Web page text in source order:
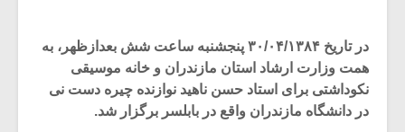
در تاریخ ۳۰/۰۴/۱۳۸۴ پنجشنبه ساعت شش بعدازظهر، به
همت وزارت ارشاد استان مازندران و خانه موسیقی
نکوداشتی برای استاد حسن ناهید نوازنده چیره دست نی
در دانشگاه مازندران واقع در بابلسر برگزار شد.